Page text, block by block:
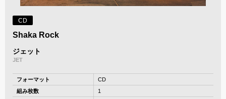
CD
Shaka Rock
ジェット
JET
フォーマット
CD
組み枚数
1